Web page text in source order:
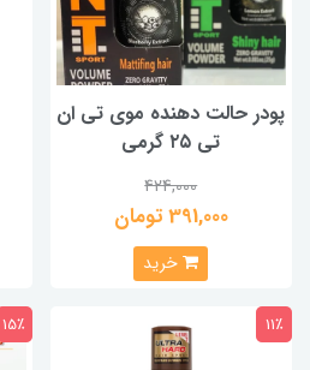
پودر حالت دهنده موی تی ان
تی ۲۵ گرمی
424,000
391,000 تومان
خرید
11٪ 15٪